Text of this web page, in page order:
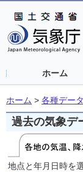
ホーム
ホーム > 各種デー
過去の気象デ
地点と年月日時を